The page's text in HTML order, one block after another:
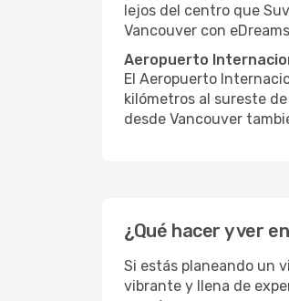
lejos del centro que
Vancouver con
Aeropuerto
El Aeropuerto
kilómetros al sureste
desde Vancouver
¿Qué hacer y ver
Si estás planeando un
vibrante y llena de